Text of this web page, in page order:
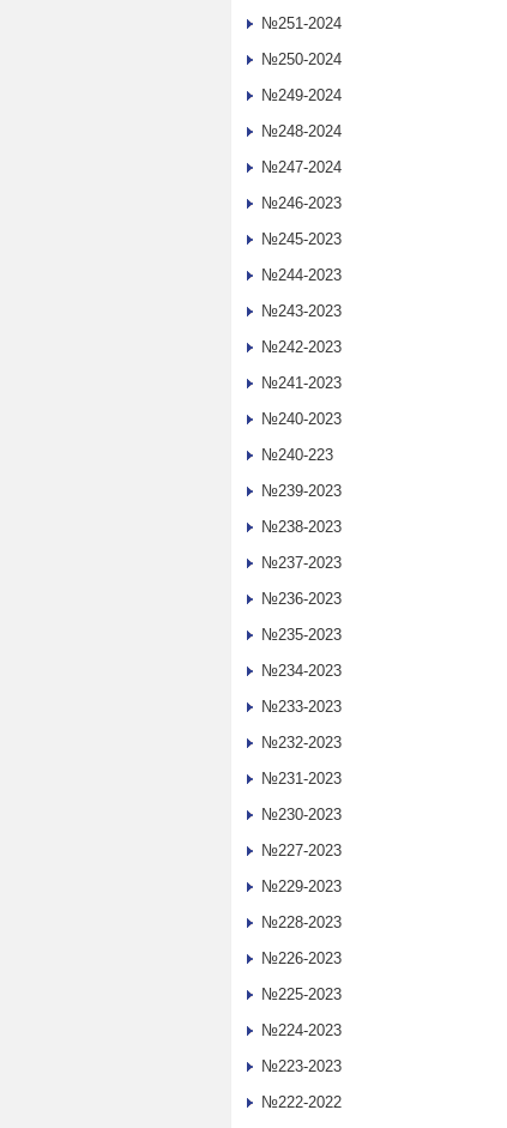
№251-2024
№250-2024
№249-2024
№248-2024
№247-2024
№246-2023
№245-2023
№244-2023
№243-2023
№242-2023
№241-2023
№240-2023
№240-223
№239-2023
№238-2023
№237-2023
№236-2023
№235-2023
№234-2023
№233-2023
№232-2023
№231-2023
№230-2023
№227-2023
№229-2023
№228-2023
№226-2023
№225-2023
№224-2023
№223-2023
№222-2022